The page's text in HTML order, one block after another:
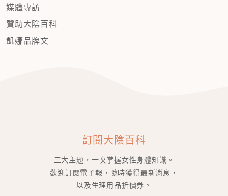
媒體專訪
贊助大陰百科
凱娜品牌文
訂閱大陰百科
三大主題，一次掌握女性身體知識。
歡迎訂閱電子報，隨時獲得最新消息，
以及生理用品折價券。